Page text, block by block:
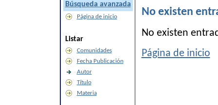
Búsqueda avanzada
Página de inicio
Listar
Comunidades
Fecha Publicación
Autor
Título
Materia
No existen
No existen
Página de inicio